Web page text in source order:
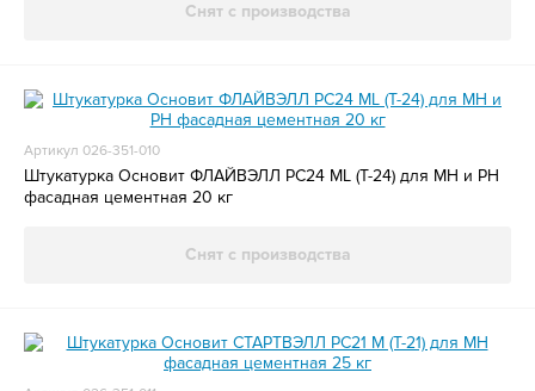
Снят с производства
Артикул 026-351-010
Штукатурка Основит ФЛАЙВЭЛЛ РС24 ML (Т-24) для МН и РН
фасадная цементная 20 кг
Снят с производства